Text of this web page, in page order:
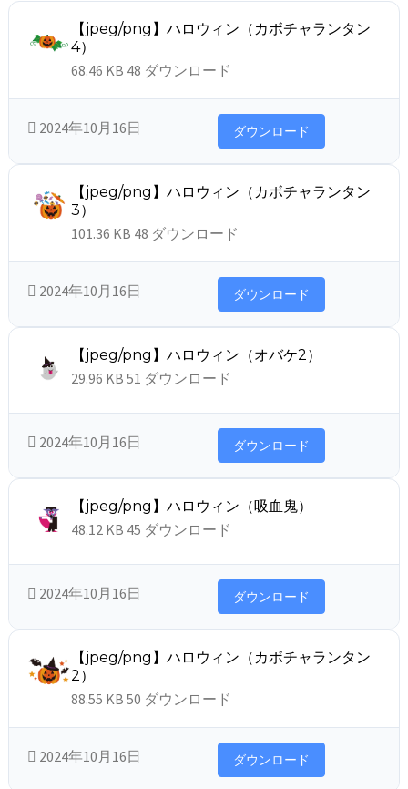
【jpeg/png】ハロウィン（カボチャランタン
4）
68.46 KB 48 ダウンロード
2024年10月16日 ダウンロード
【jpeg/png】ハロウィン（カボチャランタン
3）
101.36 KB 48 ダウンロード
2024年10月16日 ダウンロード
【jpeg/png】ハロウィン（オバケ2）
29.96 KB51 ダウンロード
2024年10月16日 ダウンロード
【jpeg/png】ハロウィン（吸血鬼）
48.12 KB 45 ダウンロード
2024年10月16日 ダウンロード
【jpeg/png】ハロウィン（カボチャランタン
2）
88.55 KB50 ダウンロード
2024年10月16日 ダウンロード